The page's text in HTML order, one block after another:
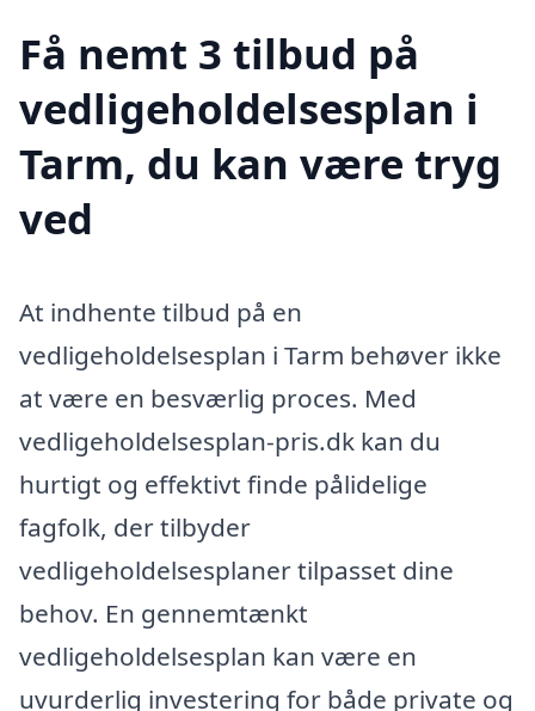
Få nemt 3 tilbud på
vedligeholdelsesplan i
Tarm, du kan være tryg
ved
At indhente tilbud på en
vedligeholdelsesplan i Tarm behøver ikke
at være en besværlig proces. Med
vedligeholdelsesplan-pris.dk kan du
hurtigt og effektivt finde pålidelige
fagfolk, der tilbyder
vedligeholdelsesplaner tilpasset dine
behov. En gennemtænkt
vedligeholdelsesplan kan være en
uvurderlig investering for både private og